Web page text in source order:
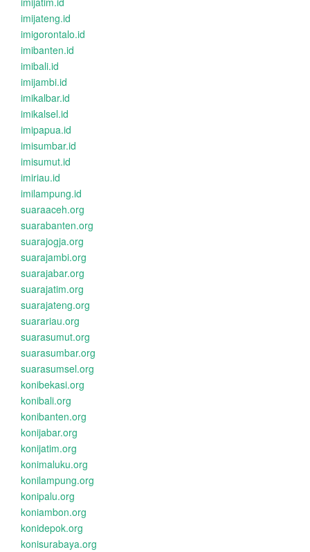
imijateng.id
imigorontalo.id
imibanten.id
imibali.id
imijambi.id
imikalbar.id
imikalsel.id
imipapua.id
imisumbar.id
imisumut.id
imiriau.id
imilampung.id
suaraaceh.org
suarabanten.org
suarajogja.org
suarajambi.org
suarajabar.org
suarajatim.org
suarajateng.org
suarariau.org
suarasumut.org
suarasumbar.org
suarasumsel.org
konibekasi.org
konibali.org
konibanten.org
konijabar.org
konijatim.org
konimaluku.org
konilampung.org
konipalu.org
koniambon.org
konidepok.org
konisurabaya.org